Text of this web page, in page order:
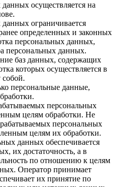
осуществляется на
ограничивается
определенных и законных
персональных данных,
персональных данных.
баз данных, содержащих
которых осуществляется в
персональные данные,
персональных
целям обработки. Не
персональных
целям их обработки.
данных обеспечивается
их достаточность, а в
по отношению к целям
Оператор принимает
их принятие по